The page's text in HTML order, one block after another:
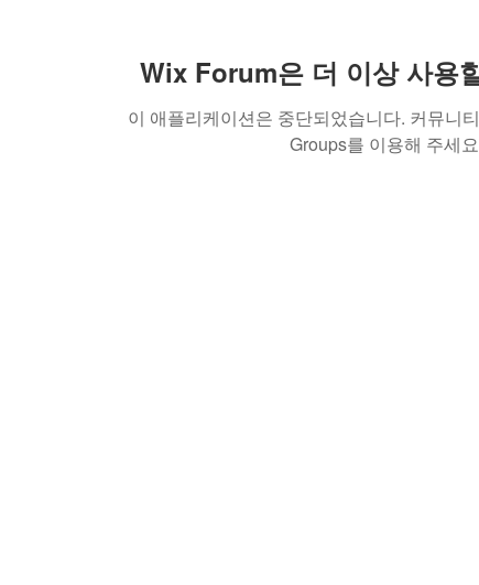
Wix Forum은 더 이상 사용
이 애플리케이션은 중단되었습니다. 커뮤니
Groups를 이용해 주세